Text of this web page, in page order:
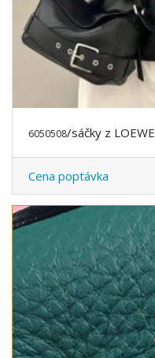
6050508/sáčky z LOEWE
Cena poptávka